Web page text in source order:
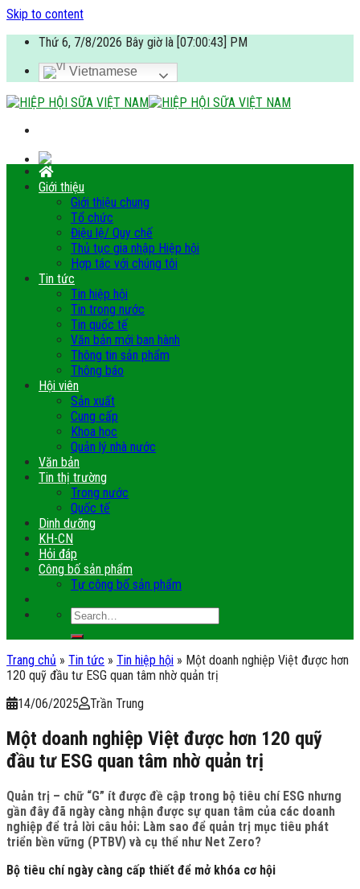
Skip to content
Thứ 6, 7/8/2026 Bây giờ là [07:00:43] PM
Vietnamese
Giới thiệu
Giới thiệu chung
Tổ chức
Điệu lệ/ Quy chế
Thủ tục gia nhập Hiệp hội
Hợp tác với chúng tôi
Tin tức
Tin hiệp hội
Tin trong nước
Tin quốc tế
Văn bản mới ban hành
Thông tin sản phẩm
Thông báo
Hội viên
Sản xuất
Cung cấp
Khoa học
Quản lý nhà nước
Văn bản
Tin thị trường
Trong nước
Quốc tế
Dinh dưỡng
KH-CN
Hỏi đáp
Công bố sản phẩm
Tự công bố sản phẩm
Trang chủ » Tin tức » Tin hiệp hội » Một doanh nghiệp Việt được hơn
120 quỹ đầu tư ESG quan tâm nhờ quản trị
14/06/2025
Trần Trung
Một doanh nghiệp Việt được hơn 120 quỹ
đầu tư ESG quan tâm nhờ quản trị
Quản trị – chữ “G” ít được đề cập trong bộ tiêu chí ESG nhưng
gần đây đã ngày càng nhận được sự quan tâm của các doanh
nghiệp để trả lời câu hỏi: Làm sao để quản trị mục tiêu phát
triển bền vững (PTBV) và cụ thể như Net Zero?
Bộ tiêu chí ngày càng cấp thiết để mở khóa cơ hội